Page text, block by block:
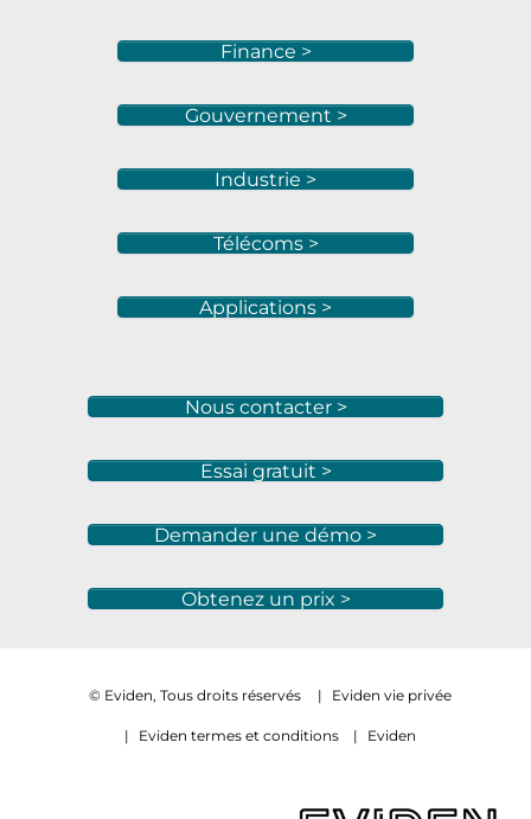
Finance >
Gouvernement >
Industrie >
Télécoms >
Applications >
Nous contacter >
Essai gratuit >
Demander une démo >
Obtenez un prix >
© Eviden, Tous droits réservés | Eviden vie privée
| Eviden termes et conditions | Eviden